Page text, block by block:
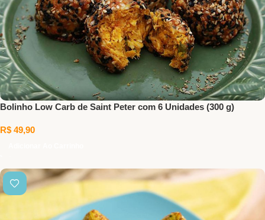
Bolinho Low Carb de Saint Peter com 6 Unidades (300 g)
R$ 49,90